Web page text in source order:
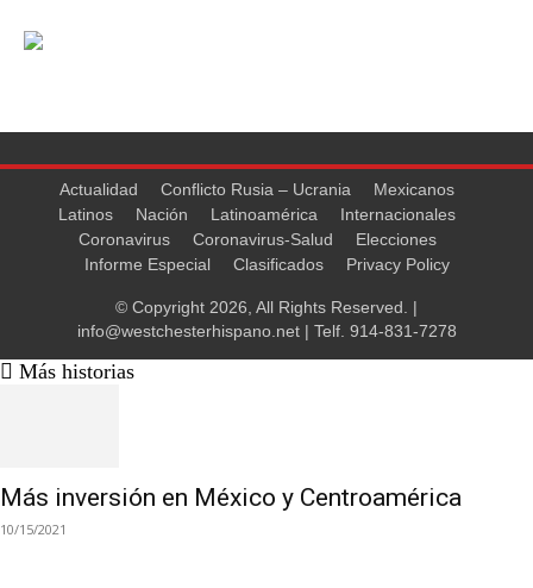
Actualidad Conflicto Rusia – Ucrania
Mexicanos
Latinos
Nación Latinoamérica
Internacionales
Coronavirus
Coronavirus-Salud
Elecciones
Informe Especial
Clasificados Privacy Policy
© Copyright 2026, All Rights Reserved. |
info@westchesterhispano.net| Telf. 914-831-7278
Más historias
Más inversión en México y Centroamérica
10/15/2021